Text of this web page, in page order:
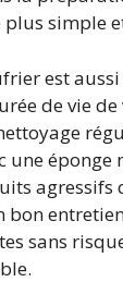
plus simple
est
de vie
une éponge
bon
sans